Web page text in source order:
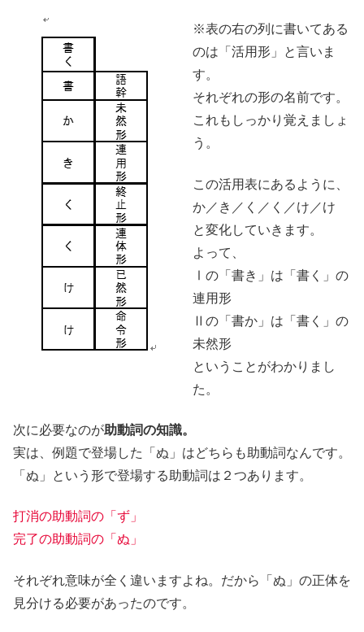
※表の右の列に書いてある
のは「活用形」と言いま
す。
それぞれの形の名前です。
これもしっかり覚えましょ
う。
この活用表にあるように、
か／き／く／く／け／け
と変化していきます。
よって、
Ⅰの「書き」は「書く」の
連用形
Ⅱの「書か」は「書く」の
未然形
ということがわかりまし
た。
次に必要なのが助動詞の知識。
実は、例題で登場した「ぬ」はどちらも助動詞なんです。
「ぬ」という形で登場する助動詞は２つあります。
打消の助動詞の「ず」
完了の助動詞の「ぬ」
それぞれ意味が全く違いますよね。だから「ぬ」の正体を
見分ける必要があったのです。